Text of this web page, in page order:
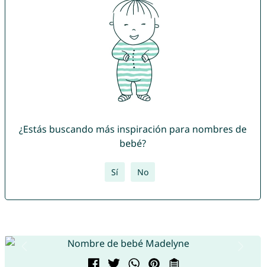
¿Estás buscando más inspiración para nombres de
bebé?
Sí No